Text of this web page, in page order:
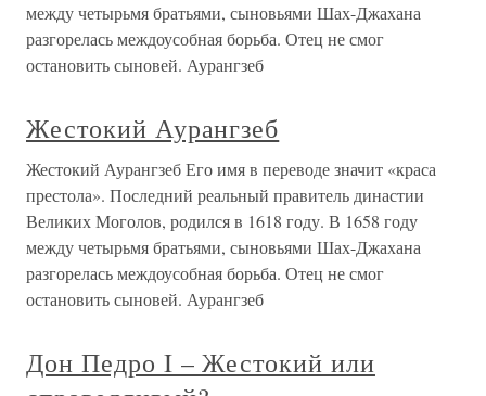
между четырьмя братьями, сыновьями Шах-Джахана
разгорелась междоусобная борьба. Отец не смог
остановить сыновей. Аурангзеб
Жестокий Аурангзеб
Жестокий Аурангзеб Его имя в переводе значит «краса
престола». Последний реальный правитель династии
Великих Моголов, родился в 1618 году. В 1658 году
между четырьмя братьями, сыновьями Шах-Джахана
разгорелась междоусобная борьба. Отец не смог
остановить сыновей. Аурангзеб
Дон Педро I – Жестокий или